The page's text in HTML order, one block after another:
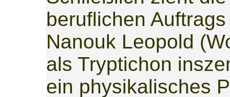
beruflichen
Nanouk Leopold
als Tryptichon
ein physikalisches